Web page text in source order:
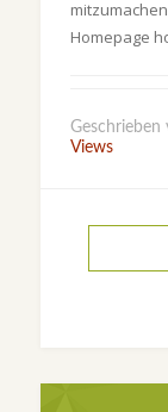
Homepage
Geschrieben
Views